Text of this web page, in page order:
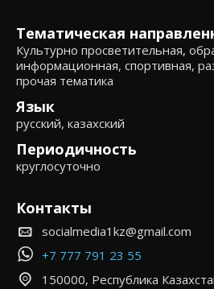
Тематическая
Культурно просветительная,
информационная, спортивная,
прочая тематика
Язык
русский, казахский
Периодичность
круглосуточно
Контакты
socialmedia1kz@gmail.com
+7 777 791 23 55
150000, Республика